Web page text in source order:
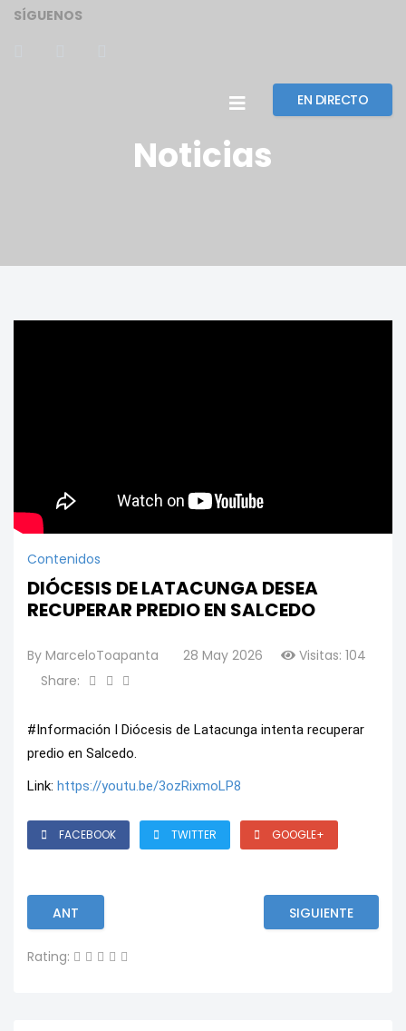
SÍGUENOS
EN DIRECTO
Noticias
Contenidos
DIÓCESIS DE LATACUNGA DESEA
RECUPERAR PREDIO EN SALCEDO
By MarceloToapanta 28 May 2026
Visitas: 104
Share:
#Información I Diócesis de Latacunga intenta recuperar
predio en Salcedo.
Link: https://youtu.be/3ozRixmoLP8
FACEBOOK TWITTER GOOGLE+
ANT SIGUIENTE
Rating: